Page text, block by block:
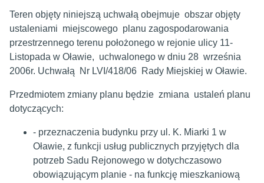
Teren objęty niniejszą uchwałą obejmuje obszar objęty
ustaleniami miejscowego planu zagospodarowania
przestrzennego terenu położonego w rejonie ulicy 11-
Listopada w Oławie, uchwalonego w dniu 28 września
2006r. Uchwałą Nr LVI/418/06 Rady Miejskiej w Oławie.
Przedmiotem zmiany planu będzie zmiana ustaleń planu
dotyczących:
- przeznaczenia budynku przy ul. K. Miarki 1 w
Oławie, z funkcji usług publicznych przyjętych dla
potrzeb Sadu Rejonowego w dotychczasowo
obowiązującym planie - na funkcję mieszkaniową